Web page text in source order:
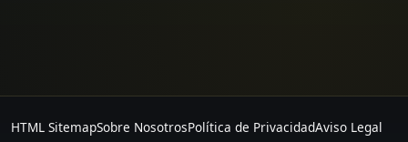
HTML SitemapSobre NosotrosPolítica de PrivacidadAviso Legal